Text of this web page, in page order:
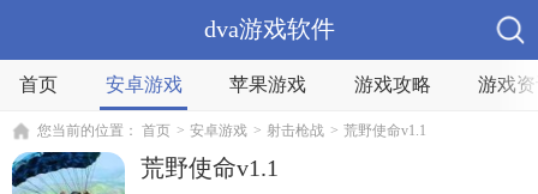
dva游戏软件
首页 安卓游戏 苹果游戏 游戏攻略 游戏
您当前的位置： 首页 > 安卓游戏 > 射击枪战 > 荒野使命v1.1
荒野使命v1.1